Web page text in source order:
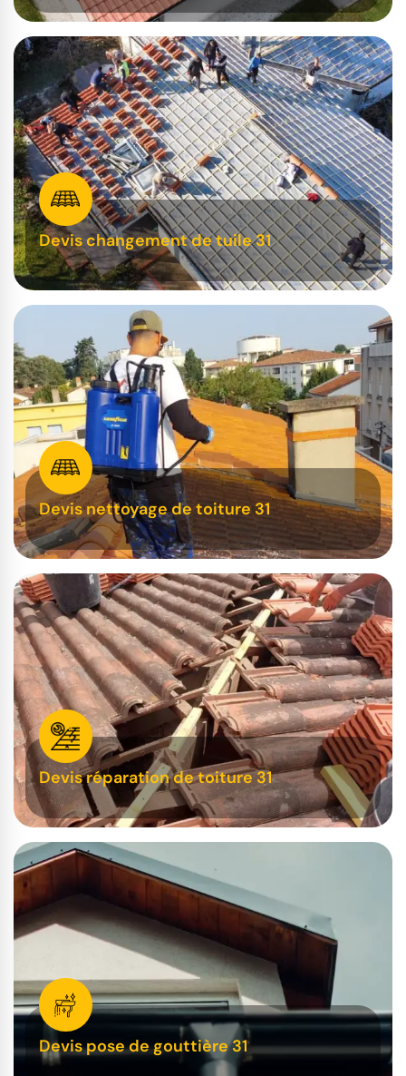
Devis changement de tuile 31
Devis nettoyage de toiture 31
Devis réparation de toiture 31
Devis pose de gouttière 31